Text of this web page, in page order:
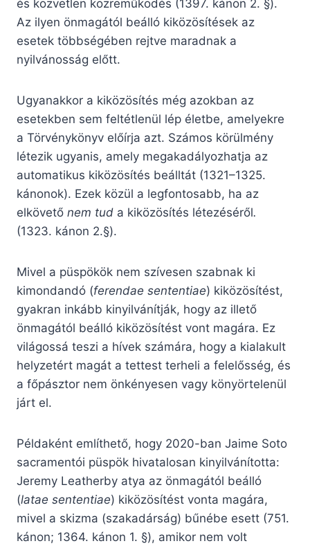
és közvetlen közreműködés (1397. kánon 2. §).
Az ilyen önmagától beálló kiközösítések az
esetek többségében rejtve maradnak a
nyilvánosság előtt.
Ugyanakkor a kiközösítés még azokban az
esetekben sem feltétlenül lép életbe, amelyekre
a Törvénykönyv előírja azt. Számos körülmény
létezik ugyanis, amely megakadályozhatja az
automatikus kiközösítés beálltát (1321–1325.
kánonok). Ezek közül a legfontosabb, ha az
elkövető nem tud a kiközösítés létezéséről.
(1323. kánon 2.§).
Mivel a püspökök nem szívesen szabnak ki
kimondandó (ferendae sententiae) kiközösítést,
gyakran inkább kinyilvánítják, hogy az illető
önmagától beálló kiközösítést vont magára. Ez
világossá teszi a hívek számára, hogy a kialakult
helyzetért magát a tettest terheli a felelősség, és
a főpásztor nem önkényesen vagy könyörtelenül
járt el.
Példaként említhető, hogy 2020-ban Jaime Soto
sacramentói püspök hivatalosan kinyilvánította:
Jeremy Leatherby atya az önmagától beálló
(latae sententiae) kiközösítést vonta magára,
mivel a skizma (szakadárság) bűnébe esett (751.
kánon; 1364. kánon 1. §), amikor nem volt